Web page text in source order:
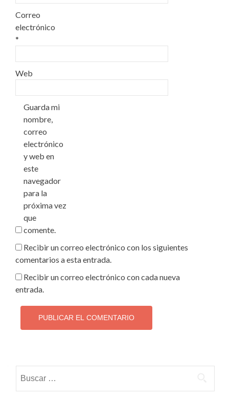
Correo
electrónico
*
Web
Guarda mi
nombre,
correo
electrónico
y web en
este
navegador
para la
próxima vez
que
comente.
Recibir un correo electrónico con los siguientes
comentarios a esta entrada.
Recibir un correo electrónico con cada nueva
entrada.